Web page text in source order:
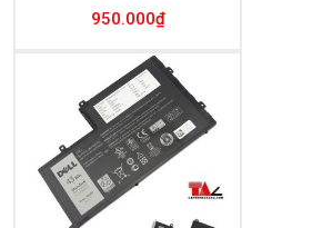
950.000₫
Add to
Wishlist